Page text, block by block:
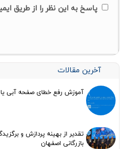
پاسخ به این نظر را از طریق
آخرین مقالات
آموزش رفع خطای صفحه آبی یا Blue Page در ویندوز
تقدیر از بهینه پردازش و
بازرگانی اصفهان